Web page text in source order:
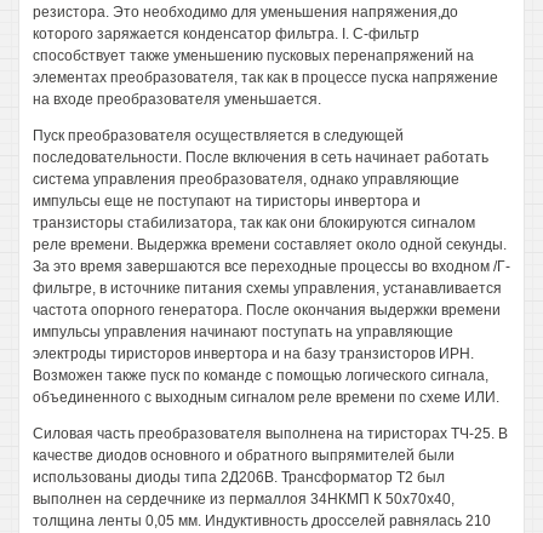
резистора. Это необходимо для уменьшения напряжения,до
которого заряжается конденсатор фильтра. I. С-фильтр
способствует также уменьшению пусковых перенапряжений на
элементах преобразователя, так как в процессе пуска напряжение
на входе преобразователя уменьшается.
Пуск преобразователя осуществляется в следующей
последовательности. После включения в сеть начинает работать
система управления преобразователя, однако управляющие
импульсы еще не поступают на тиристоры инвертора и
транзисторы стабилизатора, так как они блокируются сигналом
реле времени. Выдержка времени составляет около одной секунды.
За это время завершаются все переходные процессы во входном /Г-
фильтре, в источнике питания схемы управления, устанавливается
частота опорного генератора. После окончания выдержки времени
импульсы управления начинают поступать на управляющие
электроды тиристоров инвертора и на базу транзисторов ИРН.
Возможен также пуск по команде с помощью логического сигнала,
объединенного с выходным сигналом реле времени по схеме ИЛИ.
Силовая часть преобразователя выполнена на тиристорах ТЧ-25. В
качестве диодов основного и обратного выпрямителей были
использованы диоды типа 2Д206В. Трансформатор Т2 был
выполнен на сердечнике из пермаллоя 34НКМП К 50x70x40,
толщина ленты 0,05 мм. Индуктивность дросселей равнялась 210